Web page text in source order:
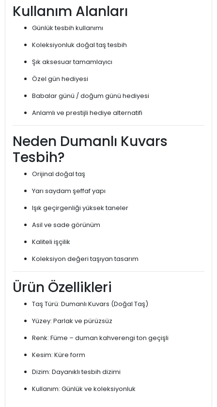
Kullanım Alanları
Günlük tesbih kullanımı
Koleksiyonluk doğal taş tesbih
Şık aksesuar tamamlayıcı
Özel gün hediyesi
Babalar günü / doğum günü hediyesi
Anlamlı ve prestijli hediye alternatifi
Neden Dumanlı Kuvars
Tesbih?
Orijinal doğal taş
Yarı saydam şeffaf yapı
Işık geçirgenliği yüksek taneler
Asil ve sade görünüm
Kaliteli işçilik
Koleksiyon değeri taşıyan tasarım
Ürün Özellikleri
Taş Türü: Dumanlı Kuvars (Doğal Taş)
Yüzey: Parlak ve pürüzsüz
Renk: Füme – duman kahverengi ton geçişli
Kesim: Küre form
Dizim: Dayanıklı tesbih dizimi
Kullanım: Günlük ve koleksiyonluk